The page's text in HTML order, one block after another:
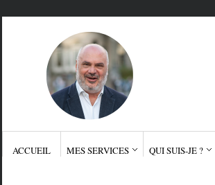
ACCUEIL MES SERVICES QUI SUIS-JE ?